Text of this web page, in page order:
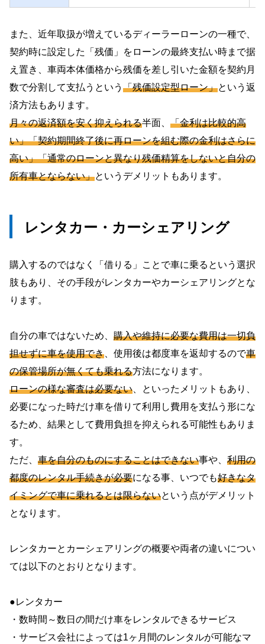
また、近年取扱が増えているディーラーローンの一種で、
契約時に設定した「残価」をローンの最終支払い時まで据
え置き、車両本体価格から残価を差し引いた金額を契約月
数で分割して支払うという 「残価設定型ローン」という返
済方法もあります。
月々の返済額を安く抑えられる半面、 「金利は比較的高
い」「契約期間終了後に再ローンを組む際の金利はさらに
高い」「通常のローンと異なり残価精算をしないと自分の
所有車とならない」というデメリットもあります。
レンタカー・カーシェアリング
購入するのではなく「借りる」ことで車に乗るという選択
肢もあり、その手段がレンタカーやカーシェアリングとな
ります。
自分の車ではないため、 購入や維持に必要な費用は一切負
担せずに車を使用でき、使用後は都度車を返却するので車
の保管場所が無くても乗れる方法になります。
ローンの様な審査は必要ない、といったメリットもあり、
必要になった時だけ車を借りて利用し費用を支払う形にな
るため、結果として費用負担を抑えられる可能性もありま
す。
ただ、 車を自分のものにすることはできない事や、 利用の
都度のレンタル手続きが必要になる事、いつでも好きなタ
イミングで車に乗れるとは限らないという点がデメリット
となります。
レンタカーとカーシェアリングの概要や両者の違いについ
ては以下のとおりとなります。
●レンタカー
・数時間～数日の間だけ車をレンタルできるサービス
・サービス会社によっては1ヶ月間のレンタルが可能なマ